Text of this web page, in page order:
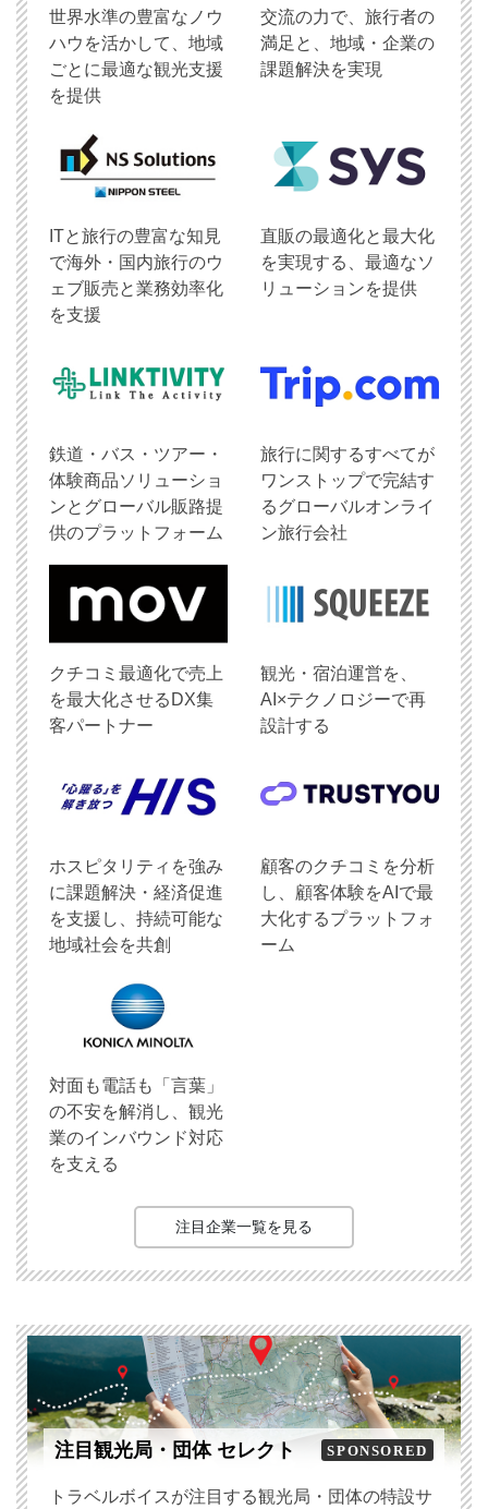
世界水準の豊富なノウ
ハウを活かして、地域
ごとに最適な観光支援
を提供
交流の力で、旅行者の
満足と、地域・企業の
課題解決を実現
ITと旅行の豊富な知見
で海外・国内旅行のウ
ェブ販売と業務効率化
を支援
直販の最適化と最大化
を実現する、最適なソ
リューションを提供
鉄道・バス・ツアー・
体験商品ソリューショ
ンとグローバル販路提
供のプラットフォーム
旅行に関するすべてが
ワンストップで完結す
るグローバルオンライ
ン旅行会社
クチコミ最適化で売上
を最大化させるDX集
客パートナー
観光・宿泊運営を、
AI×テクノロジーで再
設計する
ホスピタリティを強み
に課題解決・経済促進
を支援し、持続可能な
地域社会を共創
顧客のクチコミを分析
し、顧客体験をAIで最
大化するプラットフォ
ーム
対面も電話も「言葉」
の不安を解消し、観光
業のインバウンド対応
を支える
注目企業一覧を見る
注目観光局・団体 セレクト SPONSORED
トラベルボイスが注目する観光局・団体の特設サ